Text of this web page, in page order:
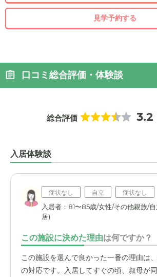
見学予約する
口コミ総合評価・体験談
総合評価 3.2
入居体験談
症状なし 自立 症状なし
入居者：81〜85歳/女性/その他親族/
居)
この施設に決めた理由は何ですか？
この施設を選んで良かった一番の理由は
の対応です。入居してすぐの頃、叔母が